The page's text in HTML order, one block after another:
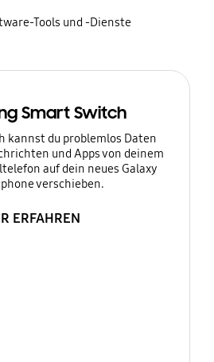
Tools und -Dienste
Smart Switch
kannst du problemlos Daten
und Apps von deinem
auf dein neues Galaxy
verschieben.
ERFAHREN